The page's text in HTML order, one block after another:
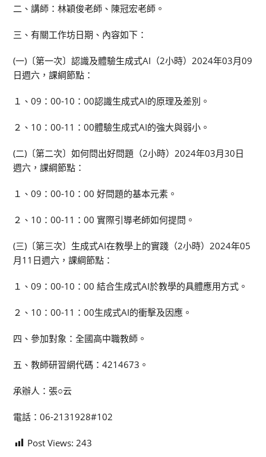
二、講師：林穎俊老師、陳冠宏老師。
三、有關工作坊日期、內容如下：
(一)〔第一次〕認識及體驗生成式AI（2小時）2024年03月09
日週六，課綱節點：
１、09：00-10：00認識生成式AI的原理及差別。
２、10：00-11：00體驗生成式AI的強大與弱小。
(二)〔第二次〕如何問出好問題（2小時）2024年03月30日
週六，課綱節點：
１、09：00-10：00 好問題的基本元素。
２、10：00-11：00 實際引導老師如何提問。
(三)〔第三次〕生成式AI在教學上的實踐（2小時）2024年05
月11日週六，課綱節點：
１、09：00-10：00 結合生成式AI於教學的具體應用方式。
２、10：00-11：00生成式AI的衝擊及因應。
四、參加對象：全國高中職教師。
五、教師研習網代碼：4214673。
承辦人：張○云
電話：06-2131928#102
Post Views: 243